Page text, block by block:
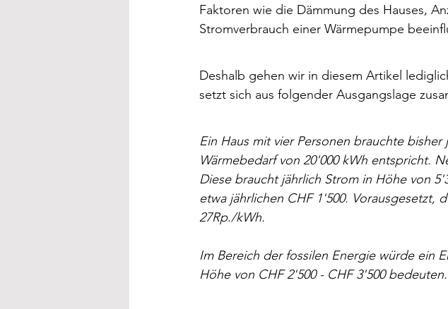
Faktoren wie die Dämmung des Hauses,
Stromverbrauch einer Wärmepumpe
Deshalb gehen wir in diesem Artikel
setzt sich aus folgender Ausgangslage
Ein Haus mit vier Personen brauchte
Wärmebedarf von 20'000 kWh entspricht.
Diese braucht jährlich Strom in Höhe von
etwa jährlichen CHF 1'500.
27Rp./kWh.
Im Bereich der fossilen Energie würde ein
Höhe von CHF 2'500 - CHF 3'500 bedeuten.